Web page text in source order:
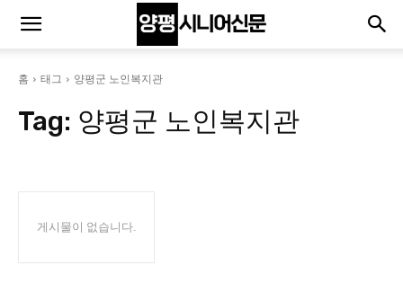
홈 태그 양평군 노인복지관
Tag: 양평군 노인복지관
게시물이 없습니다.